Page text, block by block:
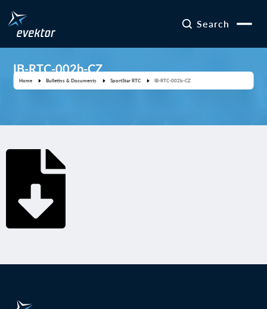
Search
IB-RTC-002b-CZ
Home Bulletins & Documents SportStar RTC IB-RTC-002b-CZ